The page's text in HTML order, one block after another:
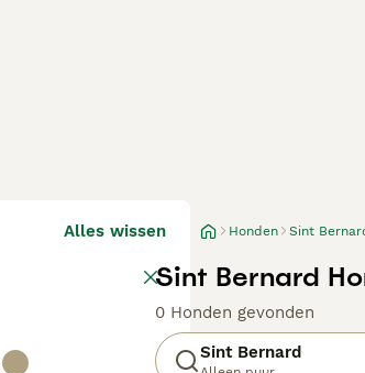
Alles wissen Honden Sint
Sint Bernard
0 Honden gevonden
Sint Bernard